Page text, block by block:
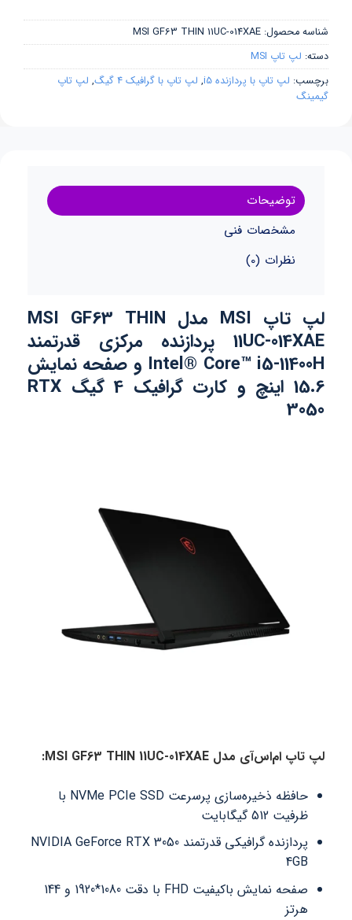
شناسه محصول: MSI GF63 THIN 11UC-014XAE
دسته: لپ تاپ MSI
برچسب: لپ تاپ با پردازنده i5 , لپ تاپ با گرافیک 4 گیگ , لپ تاپ
گیمینگ
توضیحات
مشخصات فنی
نظرات (0)
لپ تاپ MSI مدل MSI GF63 THIN
11UC-014XAE پردازنده مرکزی قدرتمند
Intel® Core™ i5-11400H و صفحه نمایش
15.6 اینچ و کارت گرافیک 4 گیگ RTX
3050
لپ تاپ ام‌اس‌آی مدل MSI GF63 THIN 11UC-014XAE:
حافظه ذخیره‌سازی پرسرعت NVMe PCIe SSD با
ظرفیت 512 گیگابایت
پردازنده گرافیکی قدرتمند NVIDIA GeForce RTX 3050
4GB
صفحه نمایش باکیفیت FHD با دقت 1080*1920 و 144
هرتز